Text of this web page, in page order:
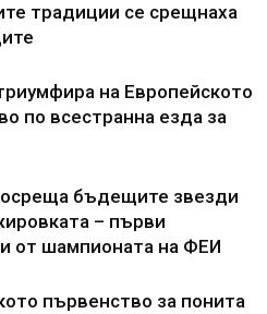
традиции се срещнаха
на Европейското
по всестранна езда за
бъдещите звезди
– първи
от шампионата на ФЕИ
първенство за понита